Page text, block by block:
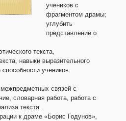
учеников с
фрагментом драмы;
углубить
представление о
текста,
навыки выразительного
учеников.
связей с
словарная работа, работа с
текста.
к драме «Борис Годунов»,